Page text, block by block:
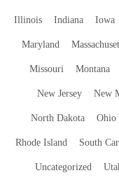
Illinois Indiana Iowa
Maryland
Missouri Montana
New Jersey New
North Dakota Ohio
Rhode Island South
Uncategorized